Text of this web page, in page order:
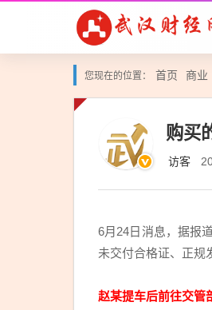
您现在的位置： 首页 商业
购买
访客
6月24日消息，据报
未交付合格证、正规
赵某提车后前往交管